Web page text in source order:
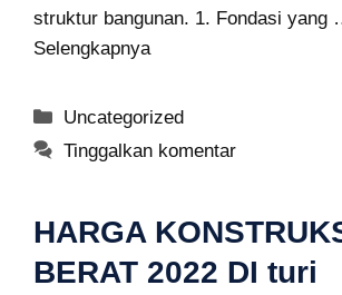
struktur bangunan. 1. Fondasi yang
Selengkapnya
Kategori
Uncategorized
Tinggalkan komentar
HARGA
BERAT 2022 DI turi